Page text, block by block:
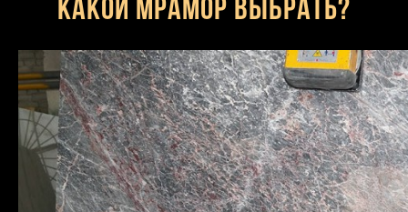
Какой мрамор выбрать?